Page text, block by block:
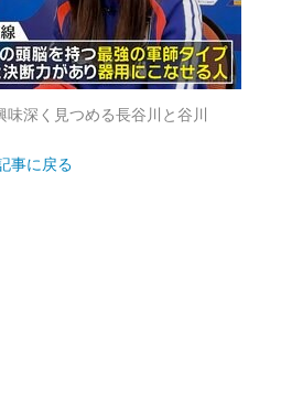
味深く見つめる長谷川と谷川
事に戻る